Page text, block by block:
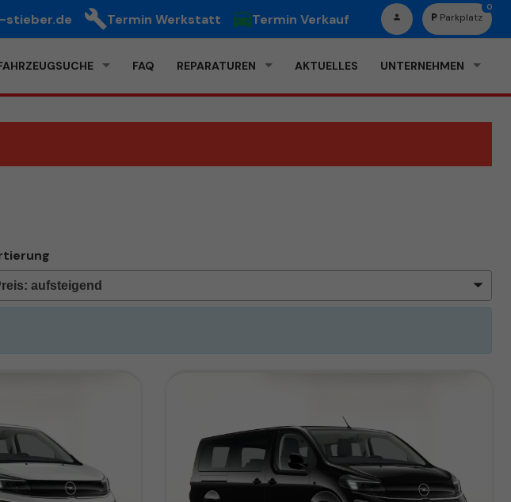
stieber.de Termin Werkstatt Termin Verkauf Parkplatz
0
FAQ REPARATUREN AKTUELLES UNTERNEHMEN